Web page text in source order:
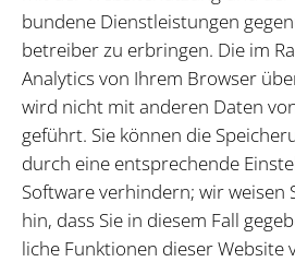
bun­de­ne Dienst­leis­tun­gen
be­trei­ber zu er­brin­gen. Die im
Ana­ly­tics von Ih­rem Brow­ser
wird nicht mit an­de­ren Da­ten
ge­führt. Sie kön­nen die
durch eine ent­spre­chen­de
Soft­ware ver­hin­dern; wir wei­sen
hin, dass Sie in die­sem Fall
li­che Funk­tio­nen die­ser